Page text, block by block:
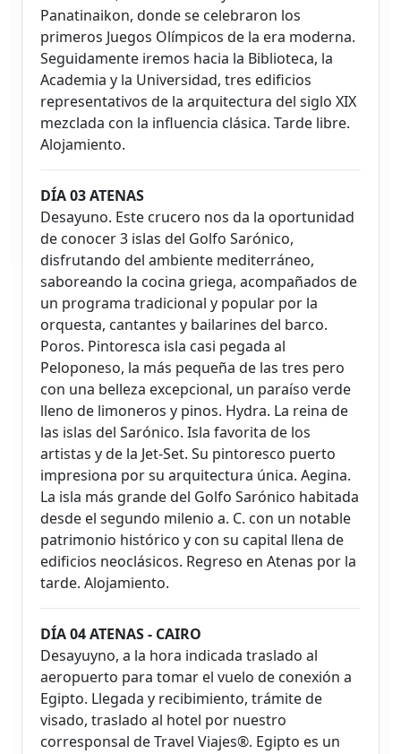
Panatinaikon, donde se celebraron los
primeros Juegos Olímpicos de la era moderna.
Seguidamente iremos hacia la Biblioteca, la
Academia y la Universidad, tres edificios
representativos de la arquitectura del siglo XIX
mezclada con la influencia clásica. Tarde libre.
Alojamiento.
DÍA 03 ATENAS
Desayuno. Este crucero nos da la oportunidad
de conocer 3 islas del Golfo Sarónico,
disfrutando del ambiente mediterráneo,
saboreando la cocina griega, acompañados de
un programa tradicional y popular por la
orquesta, cantantes y bailarines del barco.
Poros. Pintoresca isla casi pegada al
Peloponeso, la más pequeña de las tres pero
con una belleza excepcional, un paraíso verde
lleno de limoneros y pinos. Hydra. La reina de
las islas del Sarónico. Isla favorita de los
artistas y de la Jet-Set. Su pintoresco puerto
impresiona por su arquitectura única. Aegina.
La isla más grande del Golfo Sarónico habitada
desde el segundo milenio a. C. con un notable
patrimonio histórico y con su capital llena de
edificios neoclásicos. Regreso en Atenas por la
tarde. Alojamiento.
DÍA 04 ATENAS - CAIRO
Desayuyno, a la hora indicada traslado al
aeropuerto para tomar el vuelo de conexión a
Egipto. Llegada y recibimiento, trámite de
visado, traslado al hotel por nuestro
corresponsal de Travel Viajes®. Egipto es un